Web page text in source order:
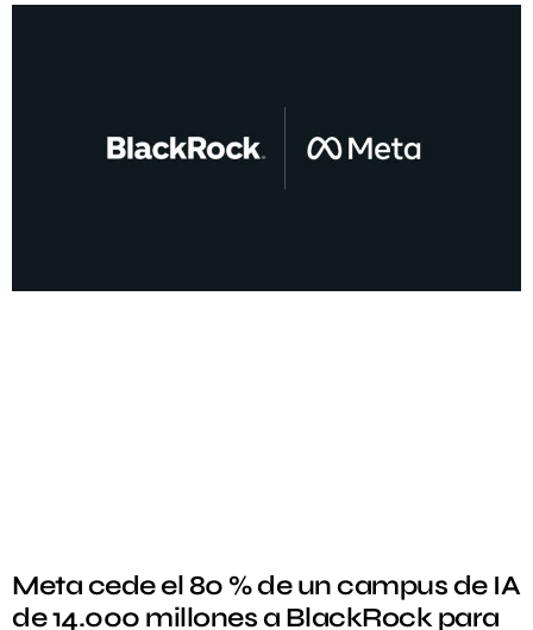
Meta cede el 80 % de un campus de IA
de 14.000 millones a BlackRock para